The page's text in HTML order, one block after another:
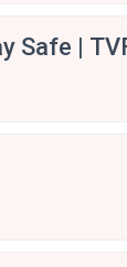
Safe |